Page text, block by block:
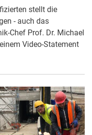
stellt die
- auch das
Chef Prof. Dr. Michael
Video-Statement